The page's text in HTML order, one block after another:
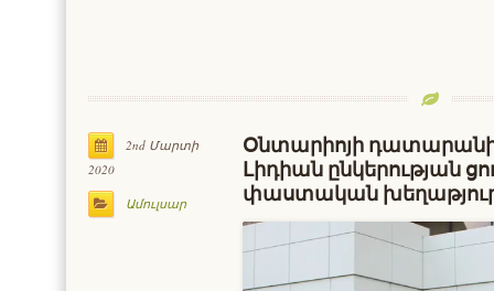
2nd Մարտի
2020
Ամուլսար
Օնտարիոյի
Լիդիան ընկերության
փաստական